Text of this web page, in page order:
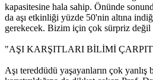
kapasitesine hala sahip. Önünde
da aşı etkinliği yüzde 50'nin altına
gerekecek. Bizim için çok sürpriz
"AŞI KARŞITLARI BİLİMİ
Aşı tereddüdü yaşayanların çok yanlış